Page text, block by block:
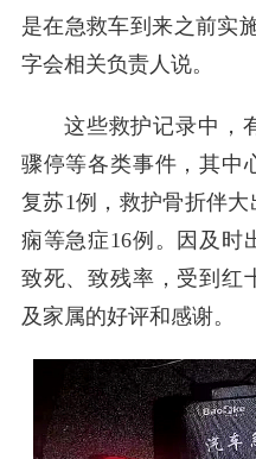
是在急救车到来之前实
字会相关负责人说。
这些救护记录中，
骤停等各类事件，其中
复苏1例，救护骨折伴
痫等急症16例。因及时
致死、致残率，受到红
及家属的好评和感谢。